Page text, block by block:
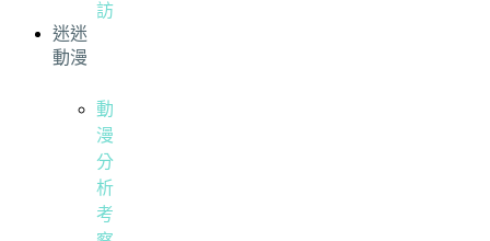
訪
迷迷
動漫
動
漫
分
析
考